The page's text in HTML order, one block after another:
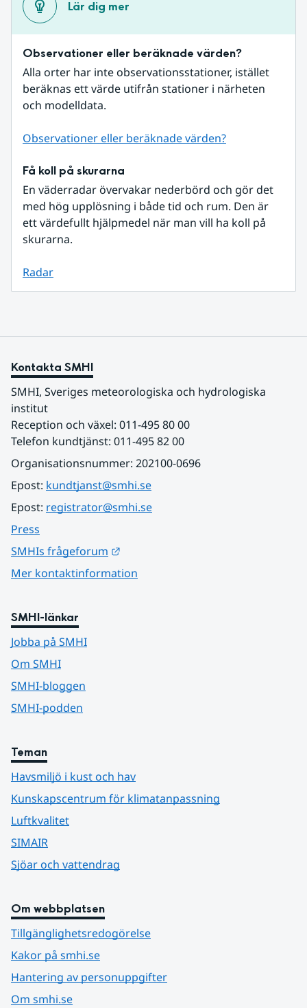
Lär dig mer
Observationer eller beräknade värden?
Alla orter har inte observationsstationer, istället
beräknas ett värde utifrån stationer i närheten
och modelldata.
Observationer eller beräknade värden?
Få koll på skurarna
En väderradar övervakar nederbörd och gör det
med hög upplösning i både tid och rum. Den är
ett värdefullt hjälpmedel när man vill ha koll på
skurarna.
Radar
Kontakta SMHI
SMHI, Sveriges meteorologiska och hydrologiska
institut
Reception och växel: 011-495 80 00
Telefon kundtjänst: 011-495 82 00
Organisationsnummer: 202100-0696
Epost: kundtjanst@smhi.se
Epost: registrator@smhi.se
Press
SMHIs frågeforum
Mer kontaktinformation
SMHI-länkar
Jobba på SMHI
Om SMHI
SMHI-bloggen
SMHI-podden
Teman
Havsmiljö i kust och hav
Kunskapscentrum för klimatanpassning
Luftkvalitet
SIMAIR
Sjöar och vattendrag
Om webbplatsen
Tillgänglighetsredogörelse
Kakor på smhi.se
Hantering av personuppgifter
Om smhi.se